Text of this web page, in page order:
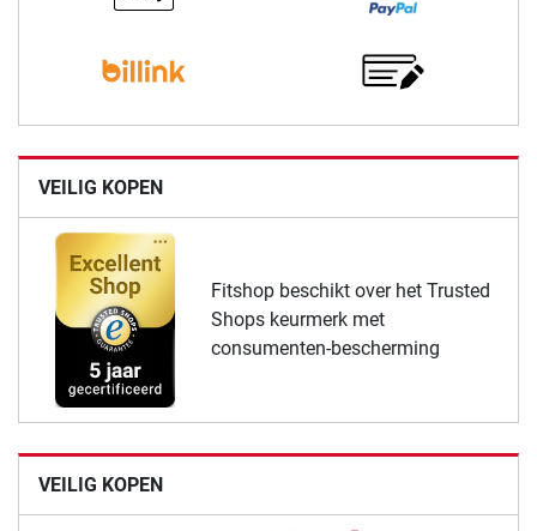
VEILIG KOPEN
Fitshop beschikt over het Trusted
Shops keurmerk met
consumenten-bescherming
VEILIG KOPEN